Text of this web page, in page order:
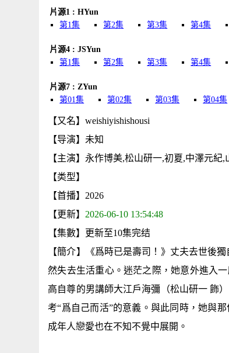
片源1 : HYun
第1集
第2集 第3集 第4集
片源4 : JSYun
第1集
第2集 第3集 第4集
片源7 : ZYun
第01集
第02集 第03集 第04集
【又名】weishiyishishousi
【导演】未知
【主演】永作博美,松山研一,初夏,中澤元
【类型】
【首播】2026
【更新】 2026-06-10 13:54:48
【集數】更新至10集完结
【簡介】《爲時已是壽司！》丈夫去世後
然失去生活重心。迷茫之際，她意外進入
高自尊的男講師大江戶海彌（松山研一 飾
考“爲自己而活”的意義。與此同時，她與
成年人戀愛也在不知不覺中展開。